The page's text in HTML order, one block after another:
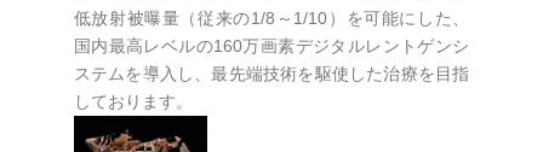
低放射被曝量（従来の1/8～1/10）を可能にした、
国内最高レベルの160万画素デジタルレントゲンシ
ステムを導入し、最先端技術を駆使した治療を目指
しております。